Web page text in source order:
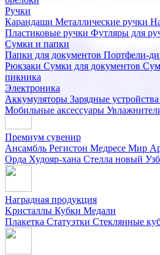
Ручки
Карандаши Металлические ручки
Пластиковые ручки Футляры для
Сумки и папки
Папки для документов Портфели-
Рюкзаки Сумки для документов
пикника
Электроника
Аккумуляторы Зарядные устройства
Мобильные аксессуары
Подарочные наборы
Бизнес наборыКофейные наборы
Наборы из кожиНаборы ручек
Наборы с бутылками для воды
Наборы с кружками
флешкамиНовогодние наборы
Премиум сувенир
Ансамбль Регистон Медресе Мир
Орда Худояр-хана Стелла новый
Наградная продукция
Kристаллы Кубки Медали
Плакетка Статуэтки Стеклянные